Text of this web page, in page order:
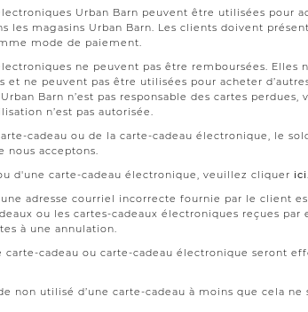
Urban Barn peuvent être utilisées pour
les magasins Urban Barn. Les clients doivent
mode de paiement.
ne peuvent pas être remboursées. Elles
et ne peuvent pas être utilisées pour acheter
Barn n’est pas responsable des cartes perdues,
n’est pas autorisée.
cadeau ou de la carte-cadeau électronique, le
nous acceptons.
d'une carte-cadeau électronique, veuillez cliquer ici.
une adresse courriel incorrecte fournie par le client
ou les cartes-cadeaux électroniques reçues par
à une annulation.
carte-cadeau ou carte-cadeau électronique seront
non utilisé d’une carte-cadeau à moins que cela ne